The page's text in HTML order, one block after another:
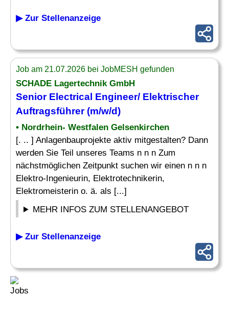
▶ Zur Stellenanzeige
Job am 21.07.2026 bei JobMESH gefunden
SCHADE Lagertechnik GmbH
Senior Electrical Engineer/ Elektrischer
Auftragsführer (m/w/d)
• Nordrhein- Westfalen Gelsenkirchen
[. .. ] Anlagenbauprojekte aktiv mitgestalten? Dann
werden Sie Teil unseres Teams n n n Zum
nächstmöglichen Zeitpunkt suchen wir einen n n n
Elektro-Ingenieurin, Elektrotechnikerin,
Elektromeisterin o. ä. als [...]
MEHR INFOS ZUM STELLENANGEBOT
▶ Zur Stellenanzeige